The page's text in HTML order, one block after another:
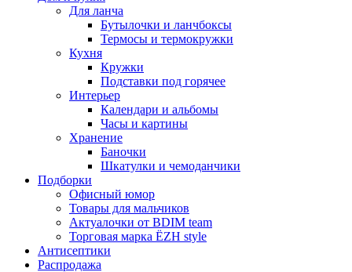
Для ланча
Бутылочки и ланчбоксы
Термосы и термокружки
Кухня
Кружки
Подставки под горячее
Интерьер
Календари и альбомы
Часы и картины
Хранение
Баночки
Шкатулки и чемоданчики
Подборки
Офисный юмор
Товары для мальчиков
Актуалочки от BDIM team
Торговая марка ЁZH style
Антисептики
Распродажа